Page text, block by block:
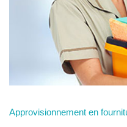
Approvisionnement en